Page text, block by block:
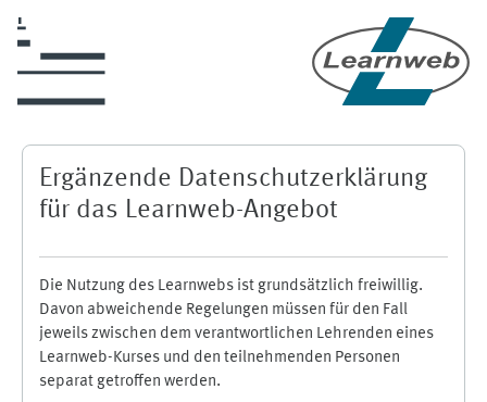
Ergänzende Datenschutzerklärung
für das Learnweb-Angebot
Die Nutzung des Learnwebs ist grundsätzlich freiwillig.
Davon abweichende Regelungen müssen für den Fall
jeweils zwischen dem verantwortlichen Lehrenden eines
Learnweb-Kurses und den teilnehmenden Personen
separat getroffen werden.